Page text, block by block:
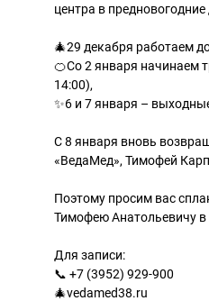
центра в
🎄29 декабря работаем
🍊Со 2 января начинаем
14:00),
✨6 и 7 января –
С 8 января вновь
«ВедаМед», Тимофей
Поэтому просим вас
Тимофею Анатольевичу
Для записи:
📞 +7 (3952) 929-900
🎄vedamed38.ru